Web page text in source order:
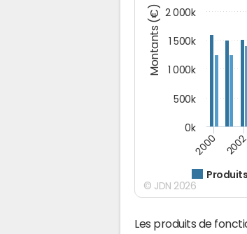
Montants (€)
2000 2002
0k
500k
1 000k
1 500k
2 000k
© JDN 2026
Les produits de